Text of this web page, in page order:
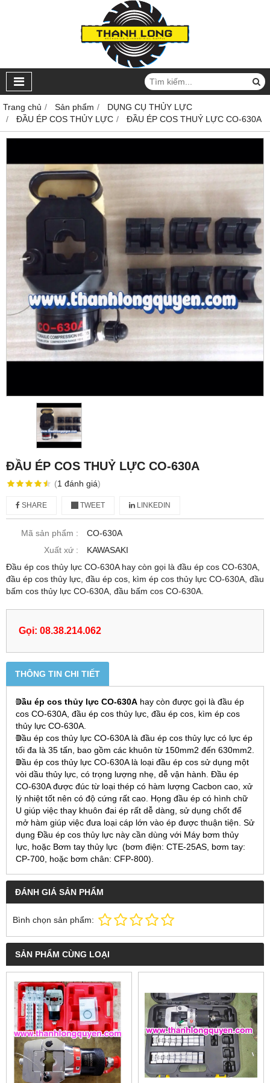
Trang chủ Sản phẩm
DỤNG CỤ THỦY LỰC
ĐẦU ÉP COS THỦY LỰC
ĐẦU ÉP COS THUỶ LỰC CO-630A
ĐẦU ÉP COS THUỶ LỰC CO-630A
(1 đánh giá)
SHARE TWEET LINKEDIN
Mã sản phẩm :
CO-630A
Xuất xứ :
KAWASAKI
Đầu ép cos thủy lực CO-630A hay còn gọi là đầu ép cos CO-630A,
đầu ép cos thủy lực, đầu ép cos, kìm ép cos thủy lực CO-630A, đầu
bấm cos thủy lực CO-630A, đầu bấm cos CO-630A.
Gọi: 08.38.214.062
THÔNG TIN CHI TIẾT
Đầu ép cos thủy lực CO-630A hay còn được gọi là đầu ép
cos CO-630A, đầu ép cos thủy lực, đầu ép cos, kìm ép cos
thủy lực CO-630A.
Đầu ép cos thủy lực CO-630A là đầu ép cos thủy lực có lực ép
tối đa là 35 tấn, bao gồm các khuôn từ 150mm2 đến 630mm2.
Đầu ép cos thủy lực CO-630A là loại đầu ép cos sử dụng một
vòi dầu thủy lực, có trọng lượng nhẹ, dễ vận hành. Đầu ép
CO-630A được đúc từ loại thép có hàm lượng Cacbon cao, xử
lý nhiệt tốt nên có độ cứng rất cao. Họng đầu ép có hình chữ
U giúp việc thay khuôn đai ép rất dễ dàng, sử dụng chốt để
mở hàm giúp việc đưa loại cáp lớn vào ép được thuận tiện. Sử
dụng Đầu ép cos thủy lực này cần dùng với Máy bơm thủy
lực, hoặc Bơm tay thủy lực (bơm điện: CTE-25AS, bơm tay:
CP-700, hoặc bơm chân: CFP-800).
ĐÁNH GIÁ SẢN PHẨM
Bình chọn sản phẩm:
SẢN PHẨM CÙNG LOẠI